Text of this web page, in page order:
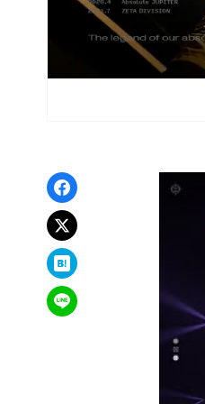
Facebookでシェア
xでポスト
はてなブックマーク
LINEで送る